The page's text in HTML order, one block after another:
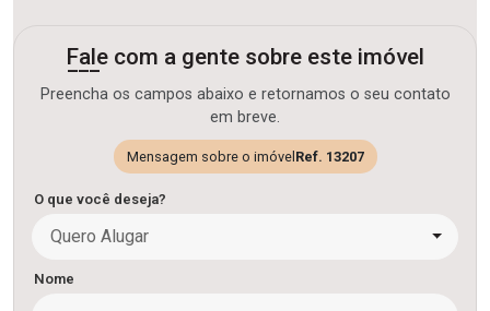
Fale com a gente sobre este imóvel
Preencha os campos abaixo e retornamos o seu contato
em breve.
Mensagem sobre o imóvel Ref. 13207
O que você deseja?
Quero Alugar
Nome